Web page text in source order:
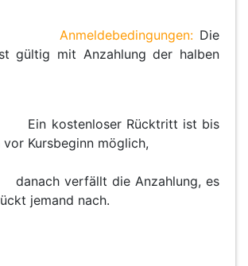
Anmeldebedingungen: Die
gültig mit Anzahlung der halben
Rücktritt ist bis
vor Kursbeginn möglich,
die Anzahlung, es
jemand nach.